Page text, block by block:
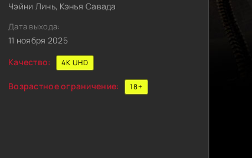
Чэйни Линь, Кэнъя Савада
Дата выхода:
11 ноября 2025
Качество:
4K UHD
Возрастное ограничение: 18+